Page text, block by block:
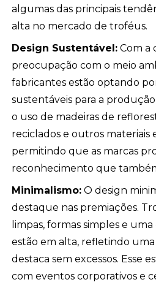
algumas das principais
alta no mercado de troféus.
Design Sustentável: Com a
preocupação com o meio
fabricantes estão optando
sustentáveis para a
o uso de madeiras de
reciclados e outros materiais
permitindo que as marcas
reconhecimento que
Minimalismo: O design
destaque nas premiações.
limpas, formas simples e
estão em alta, refletindo
destaca sem excessos. Esse
com eventos corporativos e